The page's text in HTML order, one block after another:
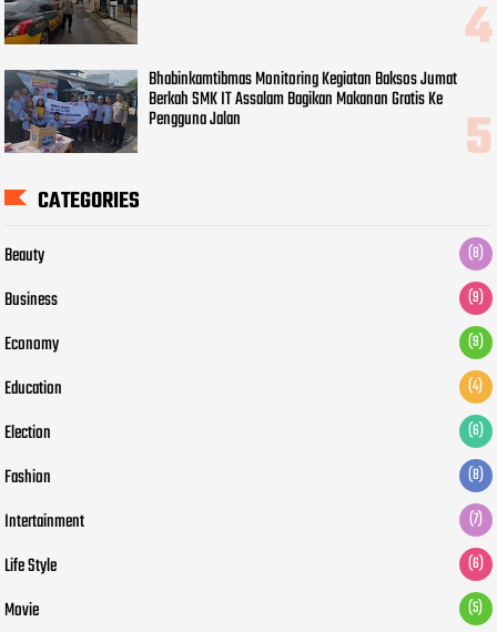
Bhabinkamtibmas Monitoring Kegiatan Baksos Jumat
Berkah SMK IT Assalam Bagikan Makanan Gratis Ke
Pengguna Jalan
CATEGORIES
Beauty (8)
Business (9)
Economy (9)
Education (4)
Election (6)
Fashion (8)
Intertainment (7)
Life Style (6)
Movie (5)